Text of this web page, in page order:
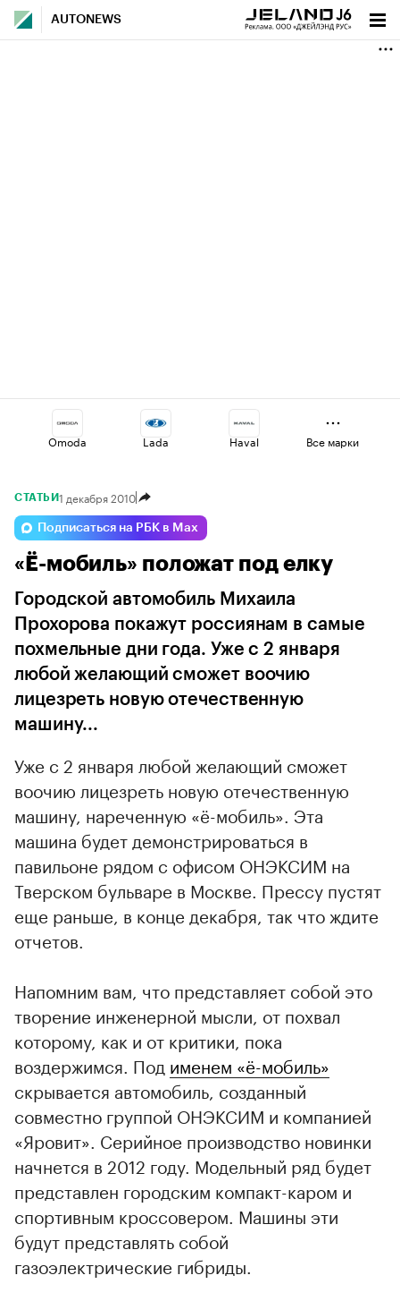
AUTONEWS
Omoda Lada Haval
Voyah Volga
Changan Esteo Jaecoo
Все марки
СТАТЬИ1 декабря 2010
Подписаться на РБК в Max
«Ё-мобиль» положат под елку
Городской автомобиль Михаила
Прохорова покажут россиянам в самые
похмельные дни года. Уже с 2 января
любой желающий сможет воочию
лицезреть новую отечественную
машину...
Уже с 2 января любой желающий сможет
воочию лицезреть новую отечественную
машину, нареченную «ё-мобиль». Эта
машина будет демонстрироваться в
павильоне рядом с офисом ОНЭКСИМ на
Тверском бульваре в Москве. Прессу пустят
еще раньше, в конце декабря, так что ждите
отчетов.
Напомним вам, что представляет собой это
творение инженерной мысли, от похвал
которому, как и от критики, пока
воздержимся. Под именем «ё-мобиль»
скрывается автомобиль, созданный
совместно группой ОНЭКСИМ и компанией
«Яровит». Серийное производство новинки
начнется в 2012 году. Модельный ряд будет
представлен городским компакт-каром и
спортивным кроссовером. Машины эти
будут представлять собой
газоэлектрические гибриды.